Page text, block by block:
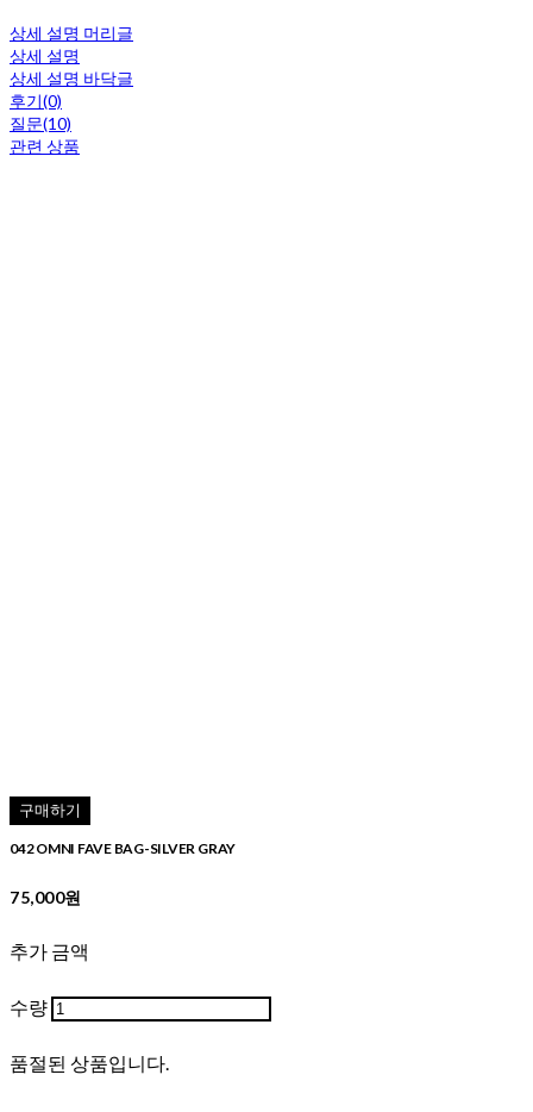
상세 설명 머리글
상세 설명
상세 설명 바닥글
후기(0)
질문(10)
관련 상품
구매하기
042 OMNI FAVE BAG-SILVER GRAY
75,000원
추가 금액
수량
품절된 상품입니다.